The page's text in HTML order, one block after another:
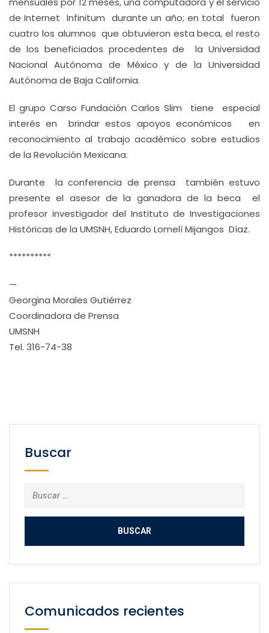
de Internet Infinitum durante un año; en total fueron
cuatro los alumnos que obtuvieron esta beca, el resto
de los beneficiados procedentes de la Universidad
Nacional Autónoma de México y de la Universidad
Autónoma de Baja California.
El grupo Carso Fundación Carlos Slim tiene especial
interés en brindar estos apoyos económicos en
reconocimiento al trabajo académico sobre estudios
de la Revolución Mexicana.
Durante la conferencia de prensa también estuvo
presente el asesor de la ganadora de la beca el
profesor investigador del Instituto de Investigaciones
Históricas de la UMSNH, Eduardo Lomelí Mijangos Díaz.
**********
—
Georgina Morales Gutiérrez
Coordinadora de Prensa
UMSNH
Tel. 316-74-38
Buscar
Buscar:
Comunicados recientes